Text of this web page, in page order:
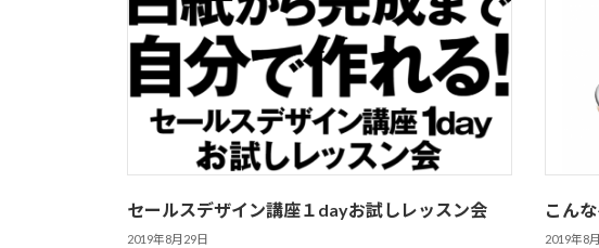
セールスデザイン講座１dayお試しレッスン会
2019年8月29日
こん
2019年8